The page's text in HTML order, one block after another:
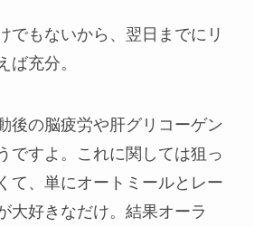
でもないから、翌日までにリ
ば充分。
後の脳疲労や肝グリコーゲン
ですよ。これに関しては狙っ
て、単にオートミールとレー
大好きなだけ。結果オーラ